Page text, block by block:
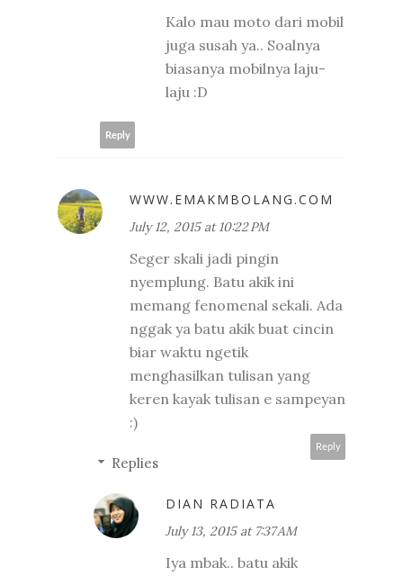
Kalo mau moto dari mobil
juga susah ya.. Soalnya
biasanya mobilnya laju-
laju :D
Reply
WWW.EMAKMBOLANG.COM
July 12, 2015 at 10:22 PM
Seger skali jadi pingin
nyemplung. Batu akik ini
memang fenomenal sekali. Ada
nggak ya batu akik buat cincin
biar waktu ngetik
menghasilkan tulisan yang
keren kayak tulisan e sampeyan
:)
Reply
Replies
DIAN RADIATA
July 13, 2015 at 7:37 AM
Iya mbak.. batu akik